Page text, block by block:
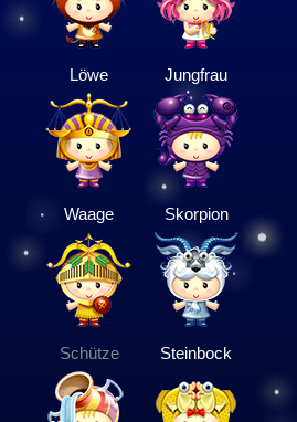
Löwe Jungfrau
Waage Skorpion
Schütze Steinbock